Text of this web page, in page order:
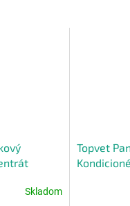
Skladom
Topvet